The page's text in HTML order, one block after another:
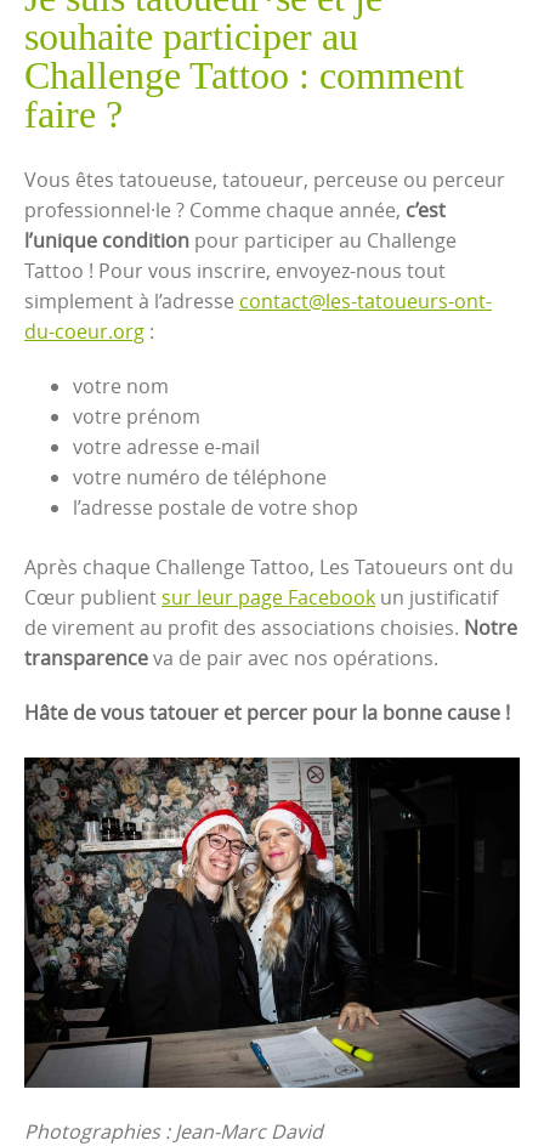
souhaite participer au
Challenge Tattoo : comment
faire ?
Vous êtes tatoueuse, tatoueur, perceuse ou perceur
professionnel·le ? Comme chaque année, c’est
l’unique condition pour participer au Challenge
Tattoo ! Pour vous inscrire, envoyez-nous tout
simplement à l’adresse contact@les-tatoueurs-ont-
du-coeur.org :
votre nom
votre prénom
votre adresse e-mail
votre numéro de téléphone
l’adresse postale de votre shop
Après chaque Challenge Tattoo, Les Tatoueurs ont du
Cœur publientsur leur page Facebook un justificatif
de virement au profit des associations choisies. Notre
transparenceva de pair avec nos opérations.
Hâte de vous tatouer et percer pour la bonne cause !
Photographies : Jean-Marc David